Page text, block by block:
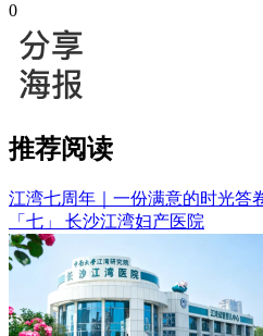
0
推荐阅读
江湾七周年｜一份满意的时光答
「七」 长沙江湾妇产医院